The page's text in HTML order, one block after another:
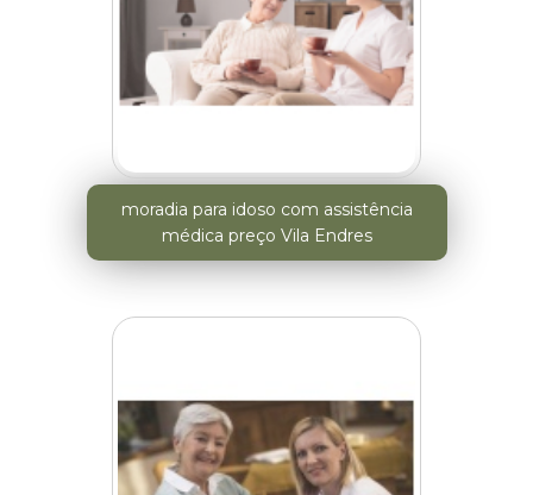
moradia para idoso com assistência
médica preço Vila Endres